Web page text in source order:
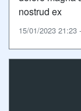
nostrud ex
15/01/2023 21:23